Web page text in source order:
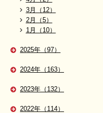
3月（12）
2月（5）
1月（10）
2025年（97）
2024年（163）
2023年（132）
2022年（114）